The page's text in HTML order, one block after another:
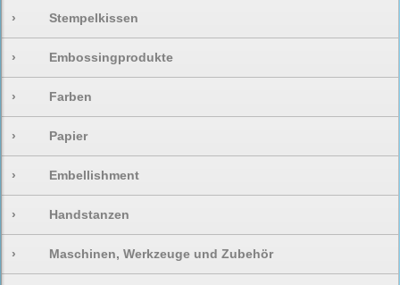
› Stempelkissen
› Embossingprodukte
› Farben
› Papier
› Embellishment
› Handstanzen
› Maschinen, Werkzeuge und Zubehör